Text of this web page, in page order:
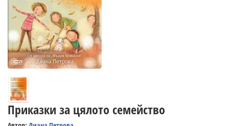
Приказки за цялото семейство